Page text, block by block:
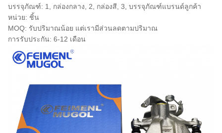
บรรจุภัณฑ์: 1, กล่องกลาง, 2, กล่องสี, 3, บรรจุภัณฑ์แบรนด์ลูกค้า
หน่วย: ชิ้น
MOQ: รับปริมาณน้อย แต่เรามีส่วนลดตามปริมาณ
การรับประกัน: 6-12 เดือน